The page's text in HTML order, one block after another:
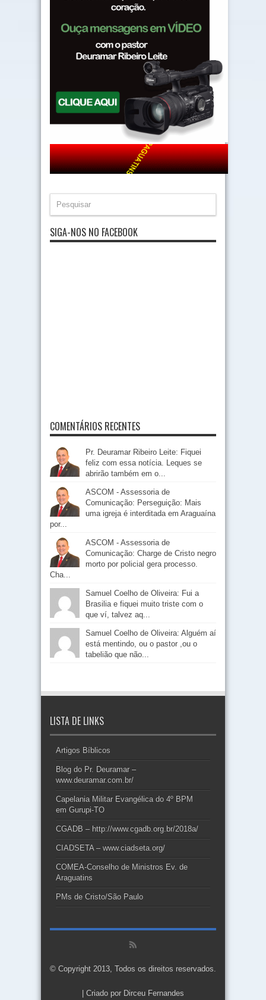
SIGA-NOS NO FACEBOOK
COMENTÁRIOS RECENTES
Pr. Deuramar Ribeiro Leite: Fiquei
feliz com essa notícia. Leques se
abrirão também em o...
ASCOM - Assessoria de
Comunicação: Perseguição: Mais
uma igreja é interditada em Araguaína
por...
ASCOM - Assessoria de
Comunicação: Charge de Cristo negro
morto por policial gera processo.
Cha...
Samuel Coelho de Oliveira: Fui a
Brasilia e fiquei muito triste com o
que ví, talvez aq...
Samuel Coelho de Oliveira: Alguém aí
está mentindo, ou o pastor ,ou o
tabelião que não...
LISTA DE LINKS
Artigos Bíblicos
Blog do Pr. Deuramar –
www.deuramar.com.br/
Capelania Militar Evangélica do 4º BPM
em Gurupi-TO
CGADB – http://www.cgadb.org.br/2018a/
CIADSETA – www.ciadseta.org/
COMEA-Conselho de Ministros Ev. de
Araguatins
PMs de Cristo/São Paulo
© Copyright 2013, Todos os direitos reservados.
| Criado por Dirceu Fernandes